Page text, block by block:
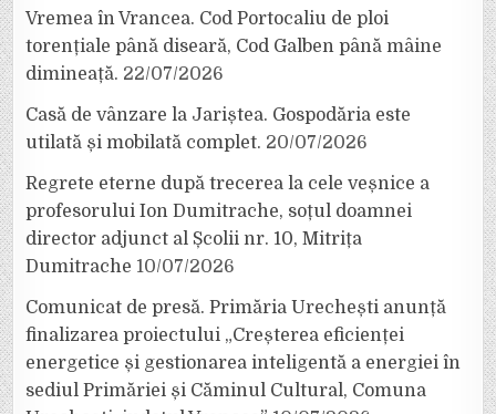
Vremea în Vrancea. Cod Portocaliu de ploi
torențiale până diseară, Cod Galben până mâine
dimineață. 22/07/2026
Casă de vânzare la Jariștea. Gospodăria este
utilată și mobilată complet. 20/07/2026
Regrete eterne după trecerea la cele veșnice a
profesorului Ion Dumitrache, soțul doamnei
director adjunct al Școlii nr. 10, Mitrița
Dumitrache 10/07/2026
Comunicat de presă. Primăria Urechești anunță
finalizarea proiectului „Creșterea eficienței
energetice și gestionarea inteligentă a energiei în
sediul Primăriei și Căminul Cultural, Comuna